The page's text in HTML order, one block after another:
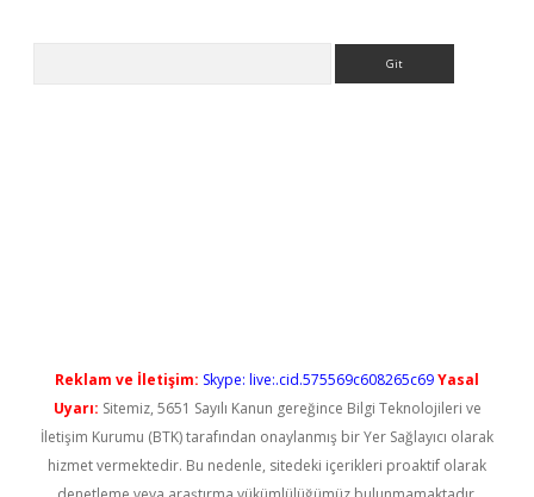
Reklam ve İletişim: Skype: live:.cid.575569c608265c69Yasal
Uyarı: Sitemiz, 5651 Sayılı Kanun gereğince Bilgi Teknolojileri ve
İletişim Kurumu (BTK) tarafından onaylanmış bir Yer Sağlayıcı olarak
hizmet vermektedir. Bu nedenle, sitedeki içerikleri proaktif olarak